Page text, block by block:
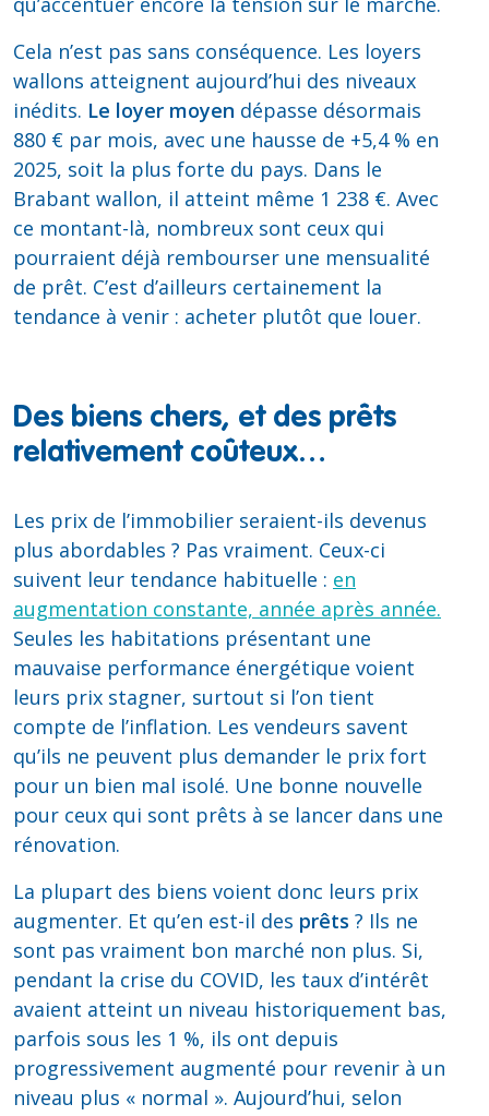
Cela n’est pas sans conséquence. Les loyers
wallons atteignent aujourd’hui des niveaux
inédits. Le loyer moyen dépasse désormais
880 € par mois, avec une hausse de +5,4 % en
2025, soit la plus forte du pays. Dans le
Brabant wallon, il atteint même 1 238 €. Avec
ce montant-là, nombreux sont ceux qui
pourraient déjà rembourser une mensualité
de prêt. C’est d’ailleurs certainement la
tendance à venir : acheter plutôt que louer.
Des biens chers, et des prêts
relativement coûteux…
Les prix de l’immobilier seraient-ils devenus
plus abordables ? Pas vraiment. Ceux-ci
suivent leur tendance habituelle : en
augmentation constante, année après année.
Seules les habitations présentant une
mauvaise performance énergétique voient
leurs prix stagner, surtout si l’on tient
compte de l’inflation. Les vendeurs savent
qu’ils ne peuvent plus demander le prix fort
pour un bien mal isolé. Une bonne nouvelle
pour ceux qui sont prêts à se lancer dans une
rénovation.
La plupart des biens voient donc leurs prix
augmenter. Et qu’en est-il des prêts ? Ils ne
sont pas vraiment bon marché non plus. Si,
pendant la crise du COVID, les taux d’intérêt
avaient atteint un niveau historiquement bas,
parfois sous les 1 %, ils ont depuis
progressivement augmenté pour revenir à un
niveau plus « normal ». Aujourd’hui, selon